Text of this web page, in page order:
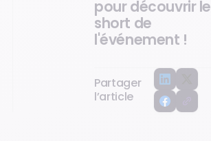
pour découvrir le
short de
l'événement !
Partager
l’article